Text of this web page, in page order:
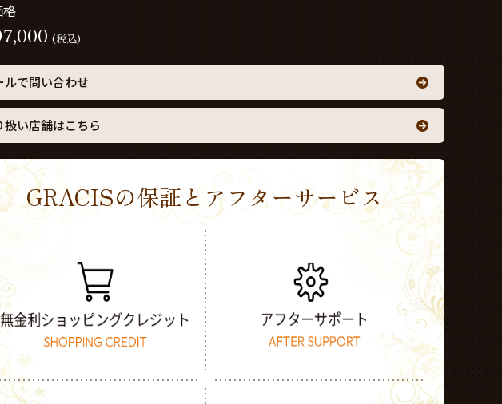
格
(税込)
ルで問い合わせ
扱い店舗はこちら
GRACISの保証とアフターサービス